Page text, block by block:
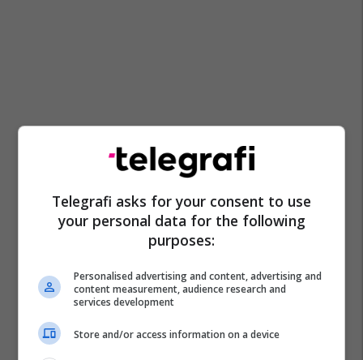
Telegrafi asks for your consent to use
your personal data for the following
purposes:
Personalised advertising and content, advertising and
content measurement, audience research and
services development
Store and/or access information on a device